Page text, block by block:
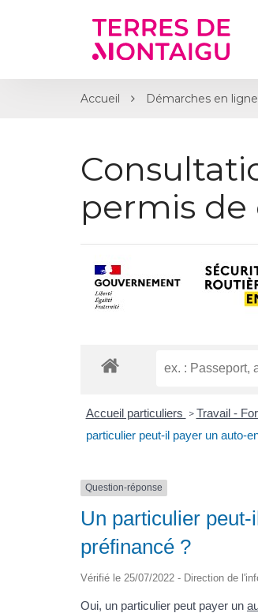
Accueil Démarches en ligne
permis
Accueil particuliers > Travail -
particulier peut-il payer un auto-
Question-réponse
Un particulier
préfinancé ?
Vérifié le 25/07/2022 - Direction de
Oui, un particulier peut payer un